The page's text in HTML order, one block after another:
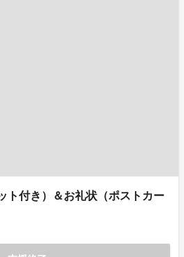
ト付き）＆お礼状（ポストカー